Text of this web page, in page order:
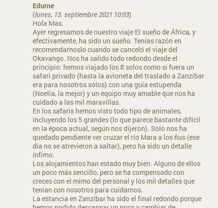
Edurne
(lunes, 13. septiembre 2021 10:03)
Hola Max,
Ayer regresamos de nuestro viaje El sueño de África, y
efectivamente, ha sido un sueño. Tenías razón en
recomendarnoslo cuando se canceló el viaje del
Okavango. Nos ha salido todo redondo desde el
principio: hemos viajado los 8 solos como si fuera un
safari privado (hasta la avioneta del traslado a Zanzíbar
era para nosotros solos) con una guía estupenda
(Noelia, la mejor) y un equipo muy amable que nos ha
cuidado a las mil maravillas.
En los safaris hemos visto todo tipo de animales,
incluyendo los 5 grandes (lo que parece bastante difícil
en la época actual, según nos dijeron). Solo nos ha
quedado pendiente ver cruzar el río Mara a los ñus (ese
día no se atrevieron a saltar), pero ha sido un detalle
ínfimo.
Los alojamientos han estado muy bien. Alguno de ellos
un poco más sencillo, pero se ha compensado con
creces con el mimo del personal y los mil detalles que
tenían con nosotros para cuidarnos.
La estancia en Zanzíbar ha sido el final redondo porque